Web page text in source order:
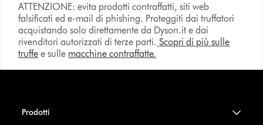
ATTENZIONE: evita prodotti contraffatti, siti web
falsificati ed e-mail di phishing. Proteggiti dai truffatori
acquistando solo direttamente da Dyson.it e dai
rivenditori autorizzati di terze parti. Scopri di più sulle
truffe e sulle macchine contraffatte.
Prodotti